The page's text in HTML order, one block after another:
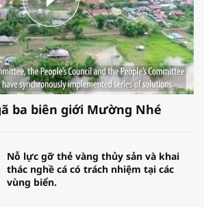
ba biên giới Mường Nhé
Nỗ lực gỡ thẻ vàng thủy sản và khai
thác nghề cá có trách nhiệm tại các
vùng biển.